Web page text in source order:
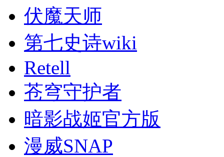
伏魔天师
第七史诗wiki
Retell
苍穹守护者
暗影战姬官方版
漫威SNAP